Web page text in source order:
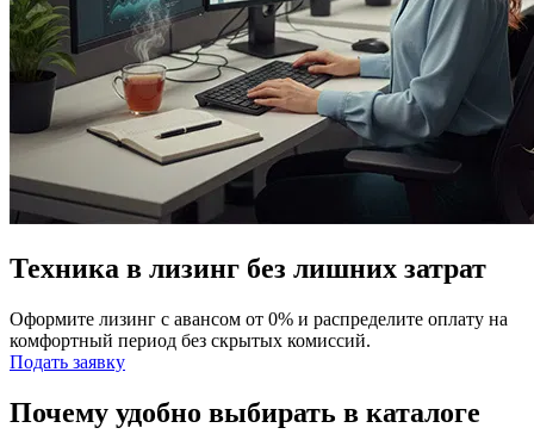
Техника в лизинг без лишних затрат
Оформите лизинг с авансом от 0% и распределите оплату на
комфортный период без скрытых комиссий.
Подать заявку
Почему удобно выбирать в каталоге